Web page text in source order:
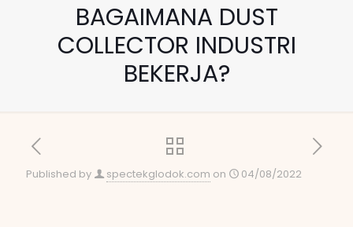
BAGAIMANA DUST
COLLECTOR INDUSTRI
BEKERJA?
Published by spectekglodok.com on 04/08/2022